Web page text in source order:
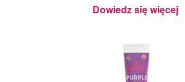
Dowiedz się więcej